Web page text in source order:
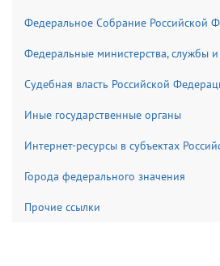
Федеральное Собрание Российской
Федеральные министерства, службы и
Судебная власть Российской
Иные государственные органы
Интернет-ресурсы в субъектах
Города федерального значения
Прочие ссылки